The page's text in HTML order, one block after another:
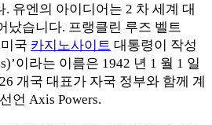
유엔의 아이디어는 2 차 세계 대
났습니다. 프랭클린 루즈 벨트
국 카지노사이트 대통령이 작성
이라는 이름은 1942 년 1 월 1 일
개국 대표가 자국 정부와 함께 계
언 Axis Powers.